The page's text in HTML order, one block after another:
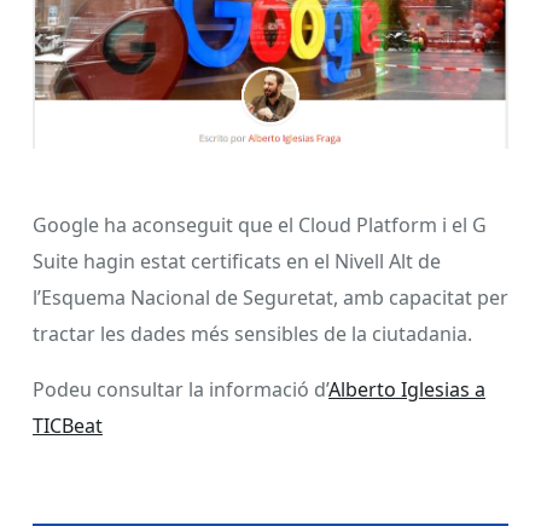
Google ha aconseguit que el Cloud Platform i el G
Suite hagin estat certificats en el Nivell Alt de
l’Esquema Nacional de Seguretat, amb capacitat per
tractar les dades més sensibles de la ciutadania.
Podeu consultar la informació d’Alberto Iglesias a
TICBeat